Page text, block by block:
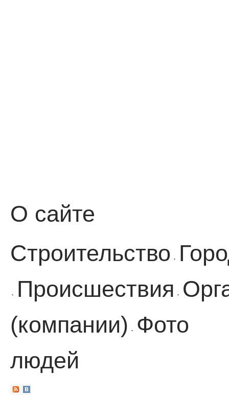
О сайте
Строительство ·
· Происшествия ·
(компании)
·
Фото
людей